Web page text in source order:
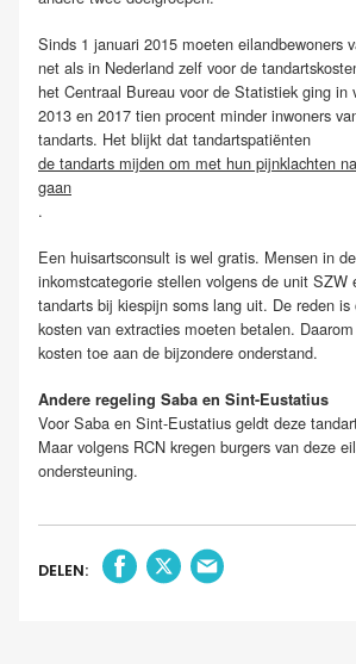
Sinds 1 januari 2015 moeten eilandbewoners
net als in Nederland zelf voor de
het Centraal Bureau voor de Statistiek ging in
2013 en 2017 tien procent minder inwoners
tandarts. Het blijkt dat tandartspatiënten
de tandarts mijden om met hun pijnklachten
gaan
.
Een huisartsconsult is wel gratis. Mensen in
inkomstcategorie stellen volgens de unit SZW
tandarts bij kiespijn soms lang uit. De reden
kosten van extracties moeten betalen.
kosten toe aan de bijzondere onderstand.
Andere regeling Saba en Sint-Eustatius
Voor Saba en Sint-Eustatius geldt deze
Maar volgens RCN kregen burgers van deze
ondersteuning.
DELEN: